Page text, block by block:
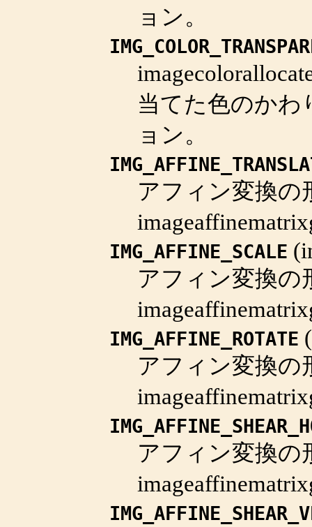
ョン。
当てた色のかわ
ョン。
アフィン変換の
IMG_AFFINE_SCALE (
アフィン変換の
IMG_AFFINE_ROTATE (
アフィン変換の
アフィン変換の